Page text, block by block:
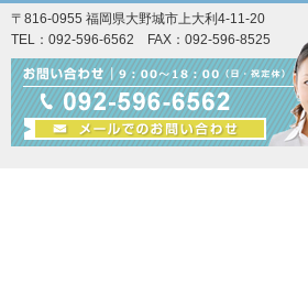
〒816-0955 福岡県大野城市上大利4-11-20
TEL：092-596-6562 FAX：092-596-8525